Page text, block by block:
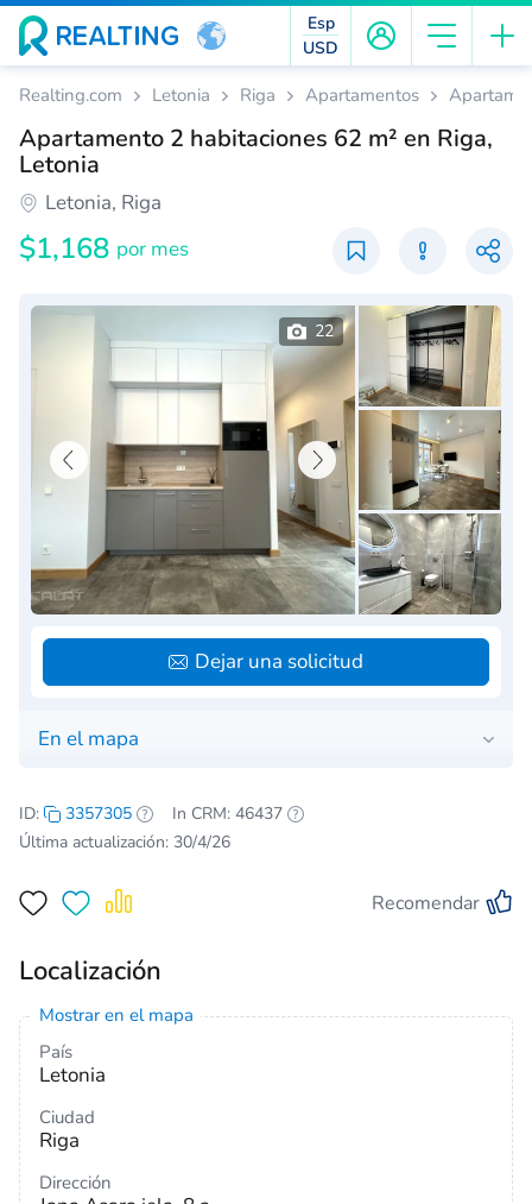
Esp
USD
Realting.com Letonia Riga Apartamentos
Apartamento 2 habitaciones 62 m² en Riga,
Letonia
Letonia, Riga
$1,168 por mes
En el mapa
22
Dejar una solicitud
ID: 3357305
In CRM: 46437
Última actualización: 30/4/26
Recomendar
Localización
Mostrar en el mapa
País
Letonia
Ciudad
Riga
Dirección